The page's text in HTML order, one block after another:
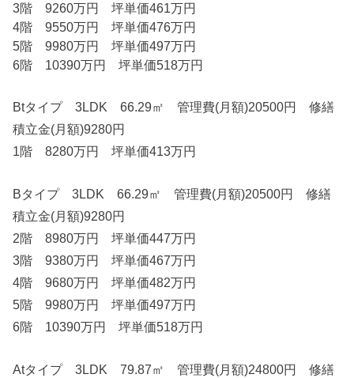
3階 9260万円 坪単価461万円
4階 9550万円 坪単価476万円
5階 9980万円 坪単価497万円
6階 10390万円 坪単価518万円
Btタイプ 3LDK 66.29㎡ 管理費(月額)20500円 修繕
積立金(月額)9280円
1階 8280万円 坪単価413万円
Bタイプ 3LDK 66.29㎡ 管理費(月額)20500円 修繕
積立金(月額)9280円
2階 8980万円 坪単価447万円
3階 9380万円 坪単価467万円
4階 9680万円 坪単価482万円
5階 9980万円 坪単価497万円
6階 10390万円 坪単価518万円
Atタイプ 3LDK 79.87㎡ 管理費(月額)24800円 修繕